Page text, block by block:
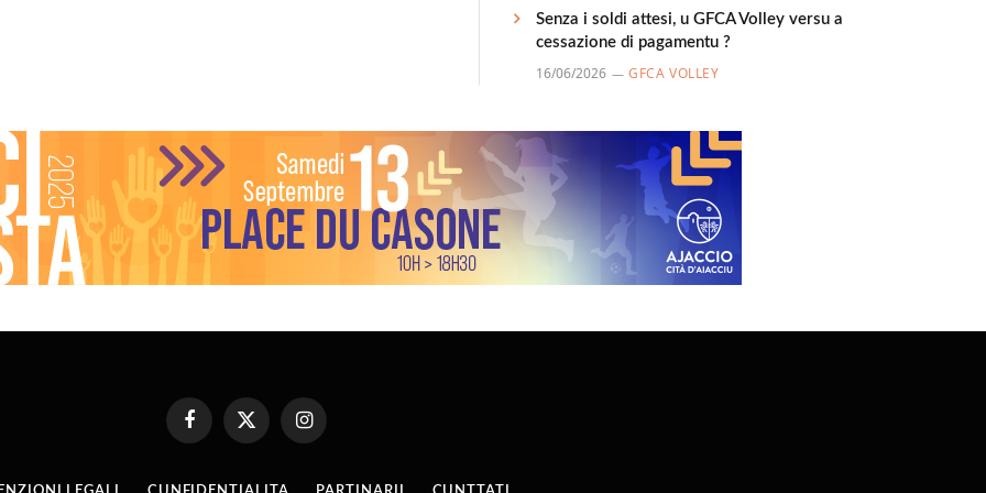
Senza i soldi attesi, u GFCA Volley versu a
cessazione di pagamentu ?
16/06/2026 GFCA VOLLEY
FacebookX
Instagram